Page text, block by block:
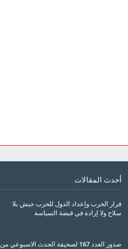
أحدث المقالات
قرار الحرب وإعداد الدول للحرب جيش بلا
سلاح ولا إرادة في قبضة السياسة
صدور العدد 167 لصحيفة الحدث الاسبوعي من